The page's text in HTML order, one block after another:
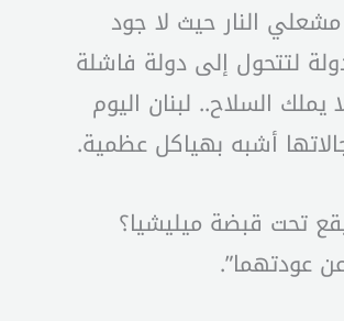
النار حيث لا جود
لتتحول إلى دولة فاشلة
السلاح.. لبنان اليوم
تحت قبضة ميليشيا؟
عودتهما”.